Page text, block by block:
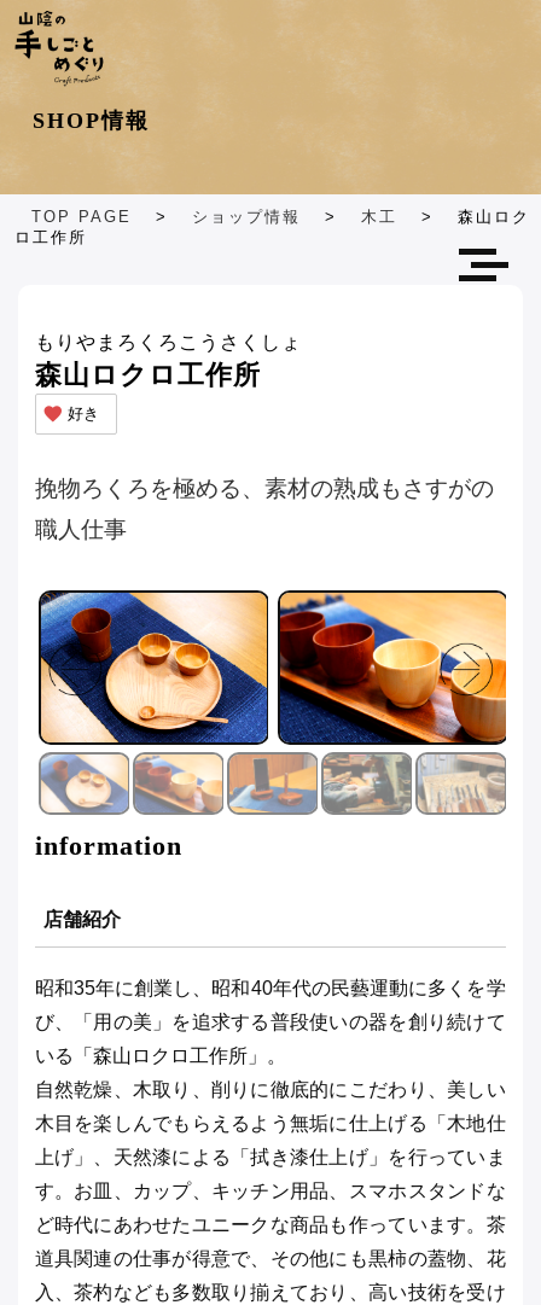
SHOP情報
ショップカテゴリ
エリア別
TOP PAGE > ショップ情報 > 木工 >
森山ロク
ロ工作所
もりやまろくろこうさくしょ
森山ロクロ工作所
好き
挽物ろくろを極める、素材の熟成もさすがの
職人仕事
information
店舗紹介
昭和35年に創業し、昭和40年代の民藝運動に多くを学
び、「用の美」を追求する普段使いの器を創り続けて
いる「森山ロクロ工作所」。
自然乾燥、木取り、削りに徹底的にこだわり、美しい
木目を楽しんでもらえるよう無垢に仕上げる「木地仕
上げ」、天然漆による「拭き漆仕上げ」を行っていま
す。お皿、カップ、キッチン用品、スマホスタンドな
ど時代にあわせたユニークな商品も作っています。茶
道具関連の仕事が得意で、その他にも黒柿の蓋物、花
入、茶杓なども多数取り揃えており、高い技術を受け